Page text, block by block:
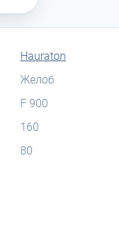
Hauraton
Желоб
F 900
160
80